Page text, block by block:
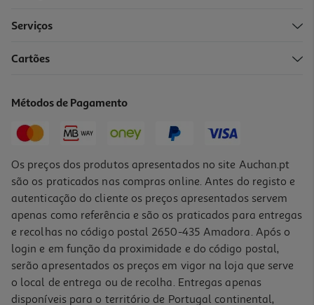
Serviços
Cartões
Métodos de Pagamento
Os preços dos produtos apresentados no site Auchan.pt
são os praticados nas compras online. Antes do registo e
autenticação do cliente os preços apresentados servem
apenas como referência e são os praticados para entregas
e recolhas no código postal 2650-435 Amadora. Após o
login e em função da proximidade e do código postal,
serão apresentados os preços em vigor na loja que serve
o local de entrega ou de recolha. Entregas apenas
disponíveis para o território de Portugal continental,